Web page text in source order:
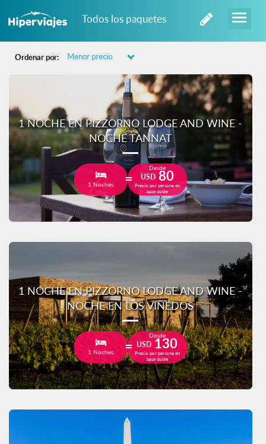
Todos los paquetes
Ordenar por:
1 NOCHE EN PIZZORNO LODGE AND WINE -
NOCHE TANNAT
1 Noches
Desde
USD80
Precio por persona en
base doble
1 NOCHE EN PIZZORNO LODGE AND WINE -
NOCHE EN LOS VIÑEDOS
1 Noches
Desde
USD 130
Precio por persona en
base doble